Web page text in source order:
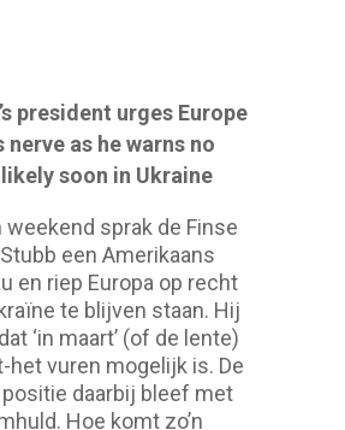
president urges Europe
as he warns no
soon in Ukraine
sprak de Finse
een Amerikaans
en riep Europa op recht
te blijven staan. Hij
‘in maart’ (of de lente)
het vuren mogelijk is. De
daarbij bleef met
Hoe komt zo’n